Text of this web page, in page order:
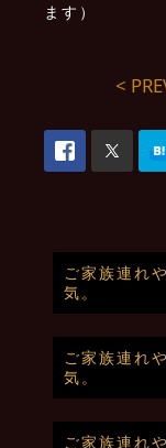
ます）
<
ご家族連れ
気。
ご家族連れ
気。
ご家族連れ